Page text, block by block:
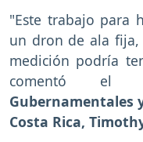
"Este trabajo para
un dron de ala fija,
medición podría
comentó el
Gubernamentales
Costa Rica,